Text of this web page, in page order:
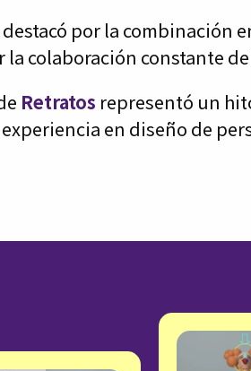
por la combinación
la colaboración constante
Retratos representó un
en diseño de